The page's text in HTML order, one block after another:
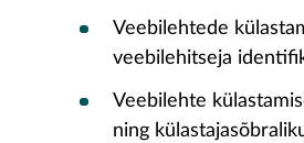
Veebilehtede
veebilehitseja
Veebilehte
ning